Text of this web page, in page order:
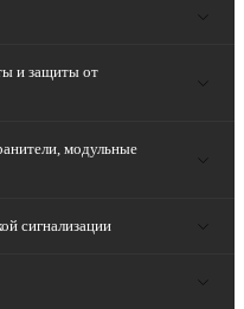
и защиты от
модульные
сигнализации